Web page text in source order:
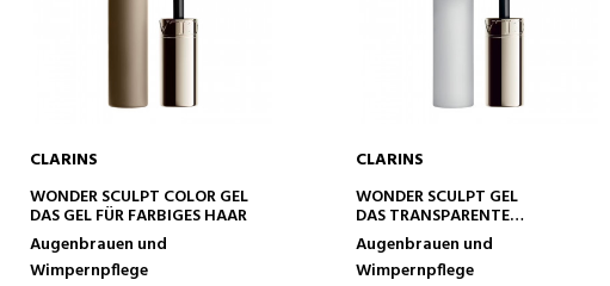
IN DEN WARENKORB
CLARINS
WONDER SCULPT COLOR GEL
DAS GEL FÜR FARBIGES HAAR
Augenbrauen und
Wimpernpflege
IN DEN WARENKORB
CLARINS
WONDER SCULPT GEL
DAS TRANSPARENTE
HAARSTYLING-GEL
Augenbrauen und
Wimpernpflege